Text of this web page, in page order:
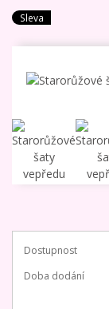
Sleva
Dostupnost
Doba dodání